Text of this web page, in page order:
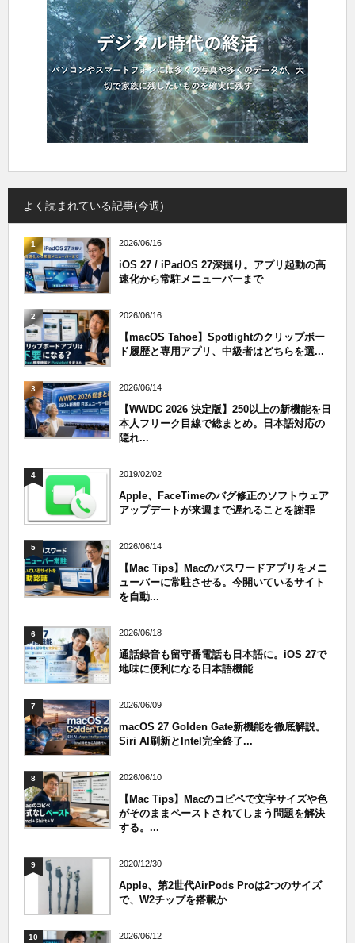
よく読まれている記事(今週)
1 2026/06/16
iOS 27 / iPadOS 27深掘り。アプリ起動の高
速化から常駐メニューバーまで
2 2026/06/16
【macOS Tahoe】Spotlightのクリップボー
ド履歴と専用アプリ、中級者はどちらを選...
3 2026/06/14
【WWDC 2026 決定版】250以上の新機能を日
本人フリーク目線で総まとめ。日本語対応の
隠れ...
4 2019/02/02
Apple、FaceTimeのバグ修正のソフトウェア
アップデートが来週まで遅れることを謝罪
5 2026/06/14
【Mac Tips】Macのパスワードアプリをメニ
ューバーに常駐させる。今開いているサイト
を自動...
6 2026/06/18
通話録音も留守番電話も日本語に。iOS 27で
地味に便利になる日本語機能
7 2026/06/09
macOS 27 Golden Gate新機能を徹底解説。
Siri AI刷新とIntel完全終了...
8 2026/06/10
【Mac Tips】Macのコピペで文字サイズや色
がそのままペーストされてしまう問題を解決
する。...
9 2020/12/30
Apple、第2世代AirPods Proは2つのサイズ
で、W2チップを搭載か
10 2026/06/12